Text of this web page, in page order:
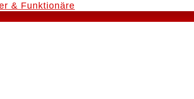
& Funktionäre